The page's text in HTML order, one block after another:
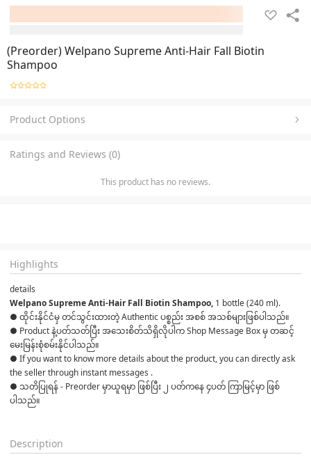
(Preorder) Welpano Supreme Anti-Hair Fall Biotin
Shampoo
Product Options
Ratings and Reviews (0)
This product has no reviews.
Highlights
details
Welpano Supreme Anti-Hair Fall Biotin Shampoo, 1 bottle (240 ml).
● ထိုင်းနိုင်ငံမှ တင်သွင်းထားတဲ့ Authentic ပစ္စည်း အစစ် အသစ်များဖြစ်ပါသည်။
● Product နဲ့ပတ်သတ်ပြီး အသေးစိတ်သိရှိလိုပါက Shop Message Box မှ တဆင့်
မေးမြန်းစုံစမ်းနိုင်ပါသည်။
● If you want to know more details about the product, you can directly ask
the seller through instant messages .
● သတိပြုရန် - Preorder မှာယူရမှာ ဖြစ်ပြီး ၂ ပတ်ကနေ ၄ပတ် ကြာမြင့်မှာ ဖြစ်
ပါသည်။
Description